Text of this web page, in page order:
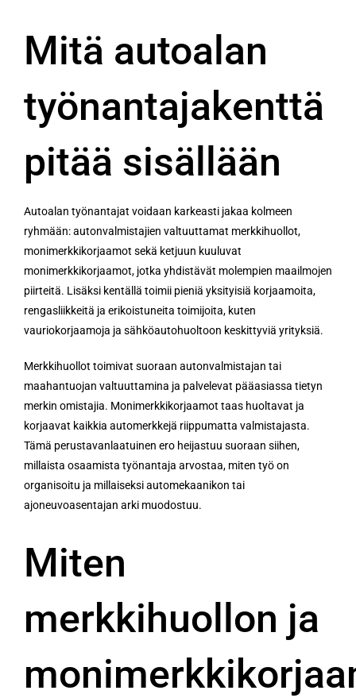
Mitä autoalan
työnantajakenttä
pitää sisällään
Autoalan työnantajat voidaan karkeasti jakaa kolmeen
ryhmään: autonvalmistajien valtuuttamat merkkihuollot,
monimerkkikorjaamot sekä ketjuun kuuluvat
monimerkkikorjaamot, jotka yhdistävät molempien maailmojen
piirteitä. Lisäksi kentällä toimii pieniä yksityisiä korjaamoita,
rengasliikkeitä ja erikoistuneita toimijoita, kuten
vauriokorjaamoja ja sähköautohuoltoon keskittyviä yrityksiä.
Merkkihuollot toimivat suoraan autonvalmistajan tai
maahantuojan valtuuttamina ja palvelevat pääasiassa tietyn
merkin omistajia. Monimerkkikorjaamot taas huoltavat ja
korjaavat kaikkia automerkkejä riippumatta valmistajasta.
Tämä perustavanlaatuinen ero heijastuu suoraan siihen,
millaista osaamista työnantaja arvostaa, miten työ on
organisoitu ja millaiseksi automekaanikon tai
ajoneuvoasentajan arki muodostuu.
Miten
merkkihuollon ja